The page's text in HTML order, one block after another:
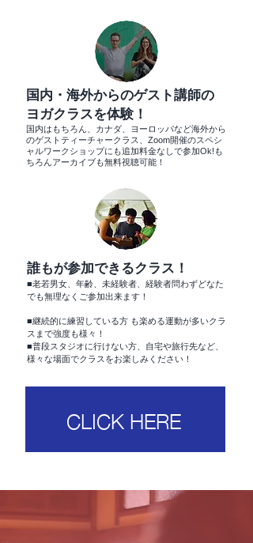
国内・海外からのゲスト講師の
ヨガクラスを体験！
国内はもちろん、カナダ、ヨーロッパなど海外から
のゲストティーチャークラス、Zoom開催のスペシ
ャルワークショップにも追加料金なしで参加Ok!も
ちろんアーカイブも無料視聴可能！
誰もが参加できるクラス！
■老若男女、年齢、未経験者、経験者問わずどなた
でも無理なくご参加出来ます！
■継続的に練習している方 も楽める運動が多いクラ
スまで強度も様々！
■普段スタジオに行けない方、自宅や旅行先など、
様々な場面でクラスをお楽しみください！
CLICK HERE